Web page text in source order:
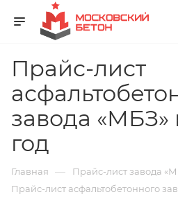
Прайс-лист
завода «МБЗ»
год
Главная — Прайс-лист завода
Прайс-лист асфальтобетонного